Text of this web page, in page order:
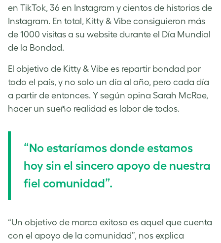
en TikTok, 36 en Instagram y cientos de historias de
Instagram. En total, Kitty & Vibe consiguieron más
de 1000 visitas a su website durante el Día Mundial
de la Bondad.
El objetivo de Kitty & Vibe es repartir bondad por
todo el país, y no solo un día al año, pero cada día
a partir de entonces. Y según opina Sarah McRae,
hacer un sueño realidad es labor de todos.
“No estaríamos donde estamos
hoy sin el sincero apoyo de nuestra
fiel comunidad”.
“Un objetivo de marca exitoso es aquel que cuenta
con el apoyo de la comunidad”, nos explica